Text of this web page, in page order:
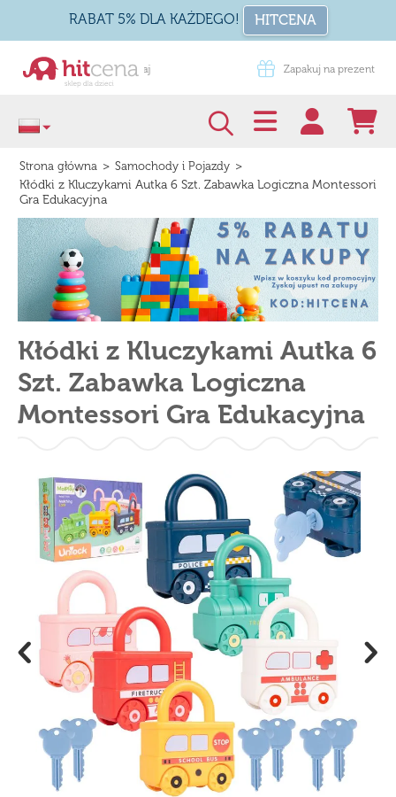
RABAT 5% DLA KAŻDEGO! HITCENA
Zapakuj na prezent Darmowa dostawa od 99 zł
Strona główna > Samochody i Pojazdy >
Kłódki z Kluczykami Autka 6 Szt. Zabawka Logiczna Montessori
Gra Edukacyjna
Kłódki z Kluczykami Autka 6
Szt. Zabawka Logiczna
Montessori Gra Edukacyjna